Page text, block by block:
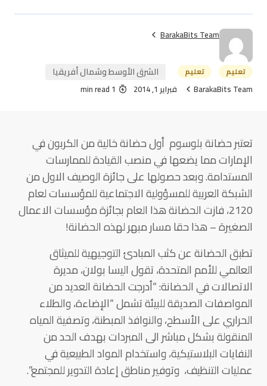
BarakaBits Team
تعليم تعليم الشرق الأوسط وشمال أفريقيا
BarakaBits Team فبراير 1, 2014 1 min read
تعتبر حضانة بلوسوم أول حضانة خالية من الكربون في
الإمارات مما يضعها في منصب القيادة للممارسات
المستدامة. وبعد حصولها على جائزة الوصيف الاول من
الشبكة العربية للمسؤولية الاجتماعية للمؤسسات لعام
2120، فازت الحضانة هذا العام بجائزة مؤسسات الاعمال
الصغيرة – هذا حقا مسار مبهر لهذه الحضانة!
تطبق الحضانة عن كثب المبادئ التوجيهية للميثاق
العالمي للأمم المتحدة، تقول اليسا بولان، مديرة
الاتصالات في الحضانة: “أدرجت الحضانة العديد من
المواصفات الصديقة للبيئة تشمل “الإضاءة، والطلاء
الحراري على الأسطح، والنوافذ المبطنة، وتصفية المياه
المنقولة بشكل مباشر الى المبردات بهدف الحد من
النفايات البلاستيكية، واستخدام المواد الطبيعية في
عمليات التنظيف، وتوفير مناطق إعادة التدوير للمجتمع”.